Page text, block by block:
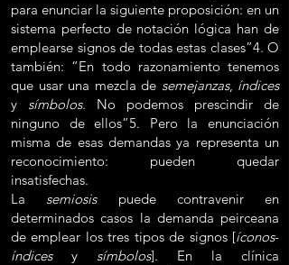
para enunciar la siguiente proposición: en un
sistema perfecto de notación lógica han de
emplearse signos de todas estas clases”4. O
también: “En todo razonamiento tenemos
que usar una mezcla de semejanzas, índices
y símbolos. No podemos prescindir de
ninguno de ellos”5. Pero la enunciación
misma de esas demandas ya representa un
reconocimiento: pueden quedar
insatisfechas.
La semiosis puede contravenir en
determinados casos la demanda peirceana
de emplear los tres tipos de signos [íconos-
índices y símbolos]. En la clínica